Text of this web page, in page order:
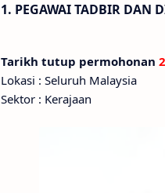
1. PEGAWAI TADBIR DAN
Tarikh tutup permohonan
Lokasi : Seluruh Malaysia
Sektor : Kerajaan